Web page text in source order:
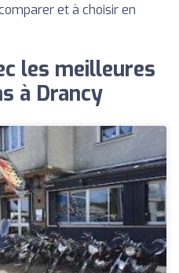
et à choisir en
les meilleures
à Drancy